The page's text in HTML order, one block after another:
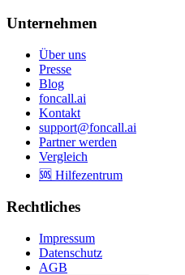
Unternehmen
Über uns
Presse
Blog
foncall.ai
Kontakt
support@foncall.ai
Partner werden
Vergleich
🆘 Hilfezentrum
Rechtliches
Impressum
Datenschutz
AGB